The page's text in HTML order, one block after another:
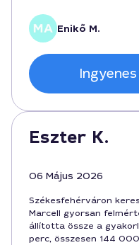
magán nyelvtanár
Enikő M.
Eszter K.
06 Május 2026
Székesfehérváron
Marcell gyorsan
állította össze a
perc, összesen 144